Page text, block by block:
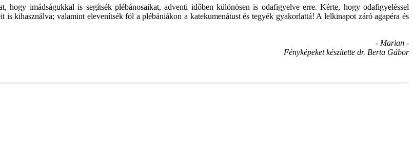
hogy imádságukkal is segítsék plébánosaikat, adventi időben különösen is odafigyelve erre. Kérte, hogy odafigyeléssel
kihasználva; valamint elevenítsék föl a plébániákon a katekumenátust és tegyék gyakorlattá! A lelkinapot záró agapéra és
- Marian -
Fényképeket készítette dr. Berta Gábor